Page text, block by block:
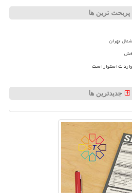
پربحث ترین ها
تهران
واردات استوار است
جدیدترین ها